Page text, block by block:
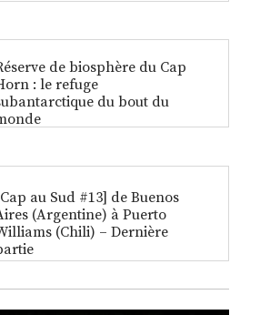
de biosphère du Cap
: le refuge
du bout du
au Sud #13] de Buenos
(Argentine) à Puerto
(Chili) – Dernière